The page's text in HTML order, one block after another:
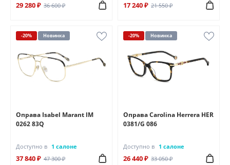
29 280 ₽ 36 600 ₽ 17 240 ₽ 21 550 ₽
-20% Новинка
Оправа Isabel Marant IM
0262 83Q
Доступно в 1 салоне
37 840 ₽ 47 300 ₽
-20% Новинка
Оправа Carolina Herrera HER
0381/G 086
Доступно в 1 салоне
26 440 ₽ 33 050 ₽